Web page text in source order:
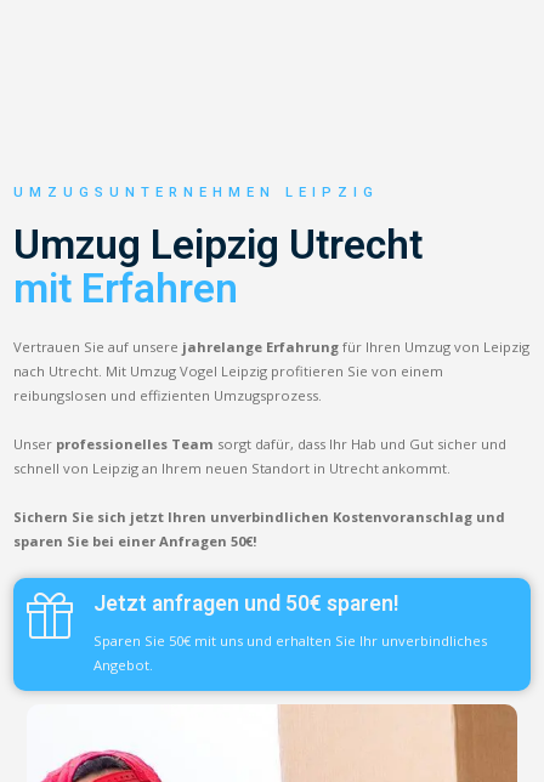
UMZUGSUNTERNEHMEN LEIPZIG
Umzug Leipzig Utrecht
mit Erfahren
Vertrauen Sie auf unsere jahrelange Erfahrung für Ihren Umzug von Leipzig
nach Utrecht. Mit Umzug Vogel Leipzig profitieren Sie von einem
reibungslosen und effizienten Umzugsprozess.
Unser professionelles Team sorgt dafür, dass Ihr Hab und Gut sicher und
schnell von Leipzig an Ihrem neuen Standort in Utrecht ankommt.
Sichern Sie sich jetzt Ihren unverbindlichen Kostenvoranschlag und
sparen Sie bei einer Anfragen 50€!
Jetzt anfragen und 50€ sparen!
Sparen Sie 50€ mit uns und erhalten Sie Ihr unverbindliches
Angebot.